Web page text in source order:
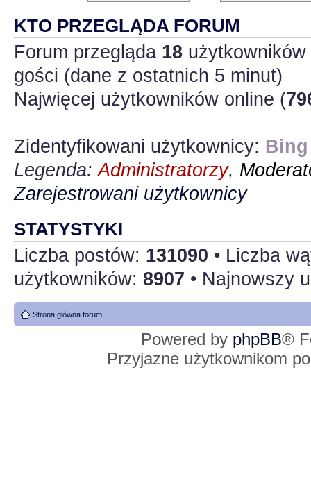
KTO PRZEGLĄDA FORUM
Forum przegląda 18
gości (dane z ostatnich 5 minut)
Najwięcej użytkowników online (
Zidentyfikowani użytkownicy:
Legenda:Administratorzy,
Zarejestrowani użytkownicy
STATYSTYKI
Liczba postów: 131090 • Liczba
użytkowników: 8907 • Najnowszy
Strona główna forum
Powered by phpBB®
Przyjazne użytkownikom